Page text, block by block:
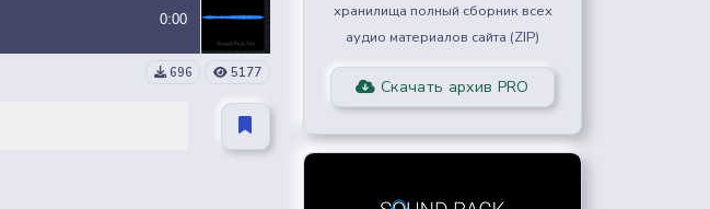
0:00
696 5177
хранилища полный сборник всех
аудио материалов сайта (ZIP)
Скачать архив PRO